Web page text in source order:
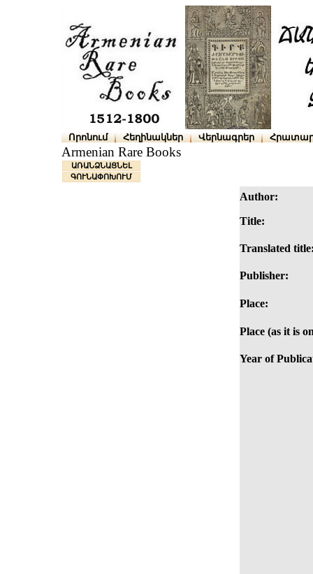
Որոնում Հեղինակներ Վերնագրեր
Armenian Rare Books
ԱՌԱՆՁՆԱՑՆԵԼ
ԳՈՒՆԱՓՈԽՈՒՄ
Author:
Title:
Translated
Publisher:
Place:
Place (as it is
Year of